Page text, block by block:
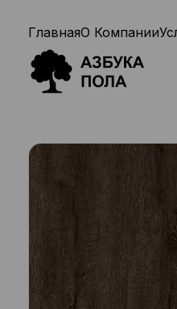
ГлавнаяО Компании